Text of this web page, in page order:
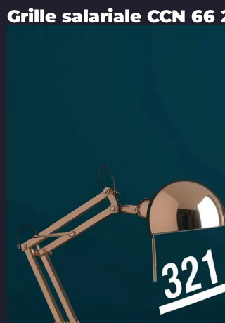
Grille salariale CCN